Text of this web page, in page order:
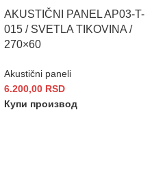
AKUSTIČNI PANEL AP03-T-
015 / SVETLA TIKOVINA /
270×60
Akustični paneli
6.200,00 RSD
Купи производ